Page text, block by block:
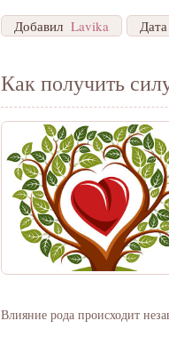
Добавил Lavika Дата
Как получить
Влияние рода происходит